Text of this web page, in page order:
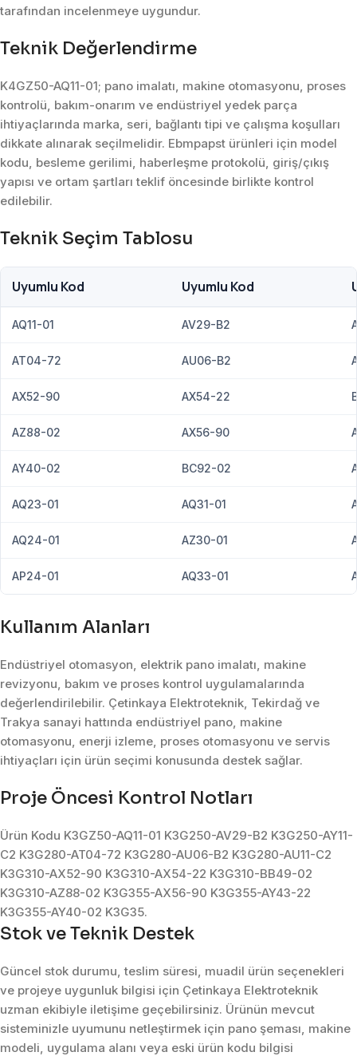
tarafından incelenmeye uygundur.
Teknik Değerlendirme
K4GZ50-AQ11-01; pano imalatı, makine otomasyonu, proses
kontrolü, bakım-onarım ve endüstriyel yedek parça
ihtiyaçlarında marka, seri, bağlantı tipi ve çalışma koşulları
dikkate alınarak seçilmelidir. Ebmpapst ürünleri için model
kodu, besleme gerilimi, haberleşme protokolü, giriş/çıkış
yapısı ve ortam şartları teklif öncesinde birlikte kontrol
edilebilir.
Teknik Seçim Tablosu
Uyumlu Kod Uyumlu Kod
AQ11-01 AV29-B2
AT04-72 AU06-B2
AX52-90 AX54-22
AZ88-02 AX56-90
AY40-02 BC92-02
AQ23-01 AQ31-01
AQ24-01 AZ30-01
AP24-01 AQ33-01
Kullanım Alanları
Endüstriyel otomasyon, elektrik pano imalatı, makine
revizyonu, bakım ve proses kontrol uygulamalarında
değerlendirilebilir. Çetinkaya Elektroteknik, Tekirdağ ve
Trakya sanayi hattında endüstriyel pano, makine
otomasyonu, enerji izleme, proses otomasyonu ve servis
ihtiyaçları için ürün seçimi konusunda destek sağlar.
Proje Öncesi Kontrol Notları
Ürün Kodu K3GZ50-AQ11-01 K3G250-AV29-B2 K3G250-AY11-
C2 K3G280-AT04-72 K3G280-AU06-B2 K3G280-AU11-C2
K3G310-AX52-90 K3G310-AX54-22 K3G310-BB49-02
K3G310-AZ88-02 K3G355-AX56-90 K3G355-AY43-22
K3G355-AY40-02 K3G35.
Stok ve Teknik Destek
Güncel stok durumu, teslim süresi, muadil ürün seçenekleri
ve projeye uygunluk bilgisi için Çetinkaya Elektroteknik
uzman ekibiyle iletişime geçebilirsiniz. Ürünün mevcut
sisteminizle uyumunu netleştirmek için pano şeması, makine
modeli, uygulama alanı veya eski ürün kodu bilgisi